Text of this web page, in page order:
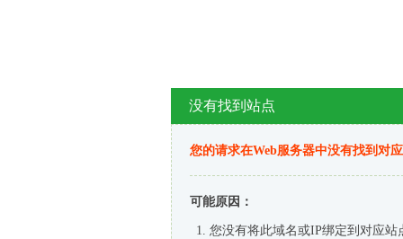
没有找到站点
您的请求在Web服务器中没有找到对
可能原因：
您没有将此域名或IP绑定到对应站